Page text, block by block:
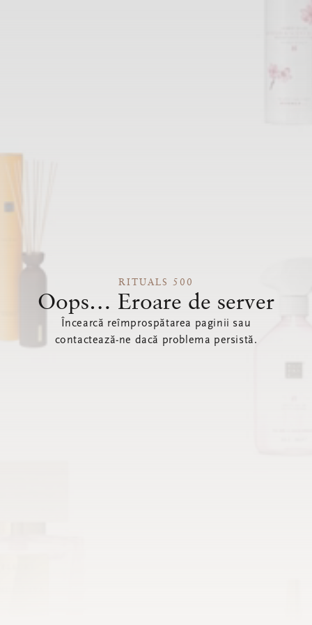
RITUALS 500
Oops… Eroare de server
Încearcă reîmprospătarea paginii sau
contactează-ne dacă problema persistă.